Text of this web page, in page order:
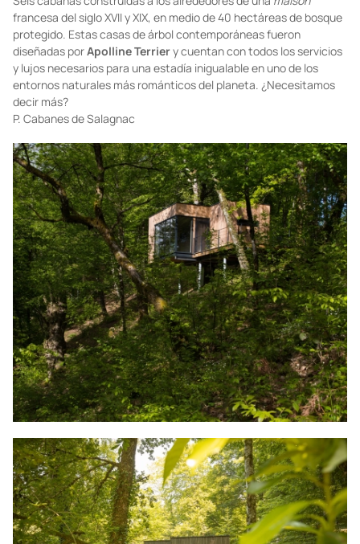
francesa del siglo XVII y XIX, en medio de 40 hectáreas de bosque
protegido. Estas casas de árbol contemporáneas fueron
diseñadas porApolline Terriery cuentan con todos los servicios
y lujos necesarios para una estadía inigualable en uno de los
entornos naturales más románticos del planeta. ¿Necesitamos
decir más?
P. Cabanes de Salagnac